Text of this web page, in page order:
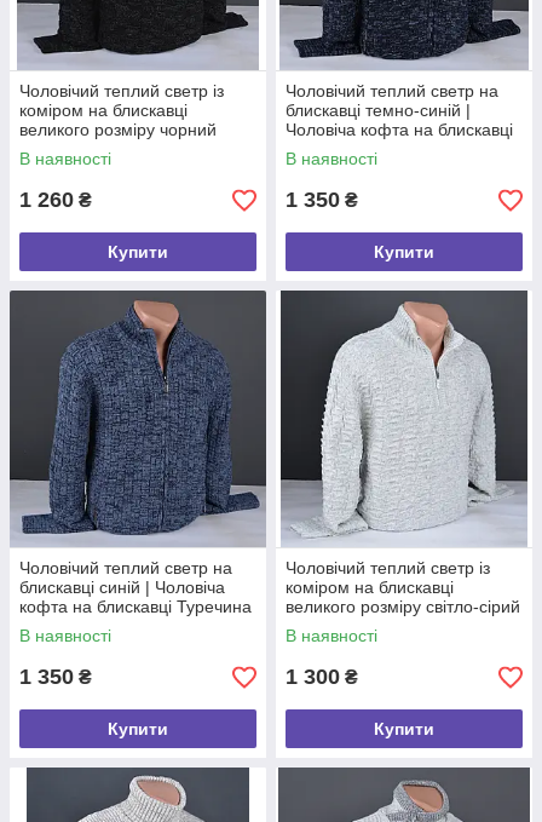
Чоловічий теплий светр із
коміром на блискавці
великого розміру чорний
Туреччина 7283 Б
В наявності
1 260 ₴
Купити
Чоловічий теплий светр на
блискавці темно-синій |
Чоловіча кофта на блискавці
Туречина 7215
В наявності
1 350 ₴
Купити
Чоловічий теплий светр на
блискавці синій | Чоловіча
кофта на блискавці Туречина
7217
В наявності
1 350 ₴
Купити
Чоловічий теплий светр із
коміром на блискавці
великого розміру світло-сірий
Туреччина 7193 Б
В наявності
1 300 ₴
Купити